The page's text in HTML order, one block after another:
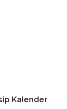
Kalender